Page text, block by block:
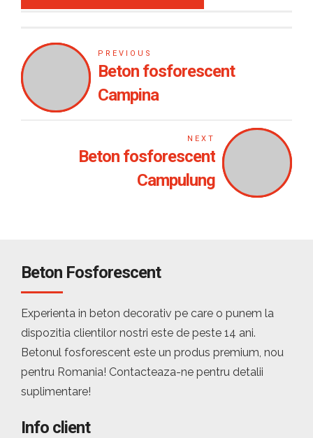
PREVIOUS
Beton fosforescent
Campina
NEXT
Beton fosforescent
Campulung
Beton Fosforescent
Experienta in beton decorativ pe care o punem la
dispozitia clientilor nostri este de peste 14 ani.
Betonul fosforescent este un produs premium, nou
pentru Romania! Contacteaza-ne pentru detalii
suplimentare!
Info client